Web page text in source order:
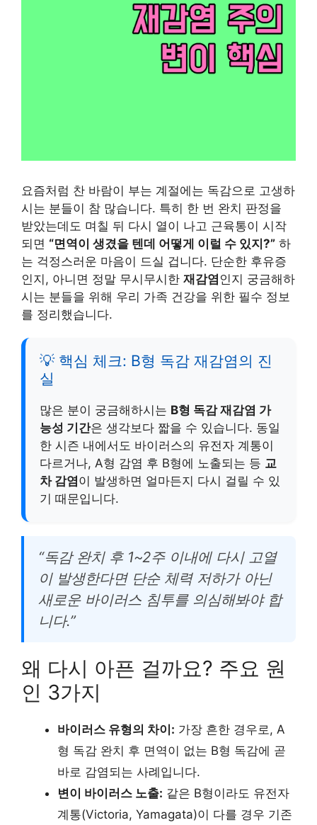
요즘처럼 찬 바람이 부는 계절에는 독감으로 고생하
시는 분들이 참 많습니다. 특히 한 번 완치 판정을
받았는데도 며칠 뒤 다시 열이 나고 근육통이 시작
되면 “면역이 생겼을 텐데 어떻게 이럴 수 있지?” 하
는 걱정스러운 마음이 드실 겁니다. 단순한 후유증
인지, 아니면 정말 무시무시한 재감염 인지 궁금해하
시는 분들을 위해 우리 가족 건강을 위한 필수 정보
를 정리했습니다.
💡 핵심 체크: B형 독감 재감염의 진
실
많은 분이 궁금해하시는 B형 독감 재감염 가
능성 기간은 생각보다 짧을 수 있습니다. 동일
한 시즌 내에서도 바이러스의 유전자 계통이
다르거나, A형 감염 후 B형에 노출되는 등 교
차 감염이 발생하면 얼마든지 다시 걸릴 수 있
기 때문입니다.
“독감 완치 후 1~2주 이내에 다시 고열
이 발생한다면 단순 체력 저하가 아닌
새로운 바이러스 침투를 의심해봐야 합
니다.”
왜 다시 아픈 걸까요? 주요 원
인 3가지
바이러스 유형의 차이: 가장 흔한 경우로, A
형 독감 완치 후 면역이 없는 B형 독감에 곧
바로 감염되는 사례입니다.
변이 바이러스 노출: 같은 B형이라도 유전자
계통(Victoria, Yamagata)이 다를 경우 기존